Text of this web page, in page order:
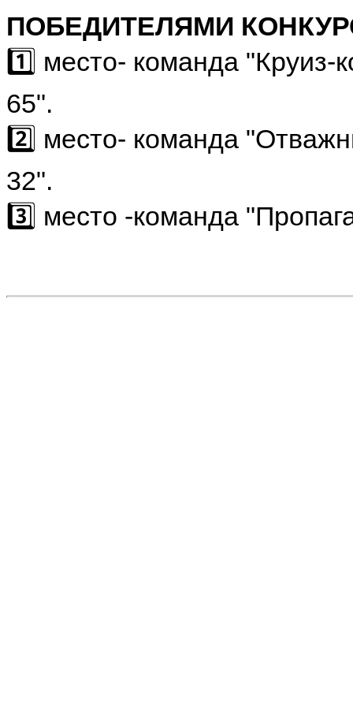
ПОБЕДИТЕЛЯМИ
1️⃣ место- команда
65".
2️⃣ место- команда
32".
3️⃣ место -команда